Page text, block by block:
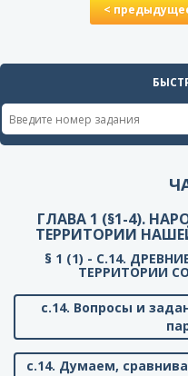
<
ГЛАВА 1 (§1-4).
ТЕРРИТОРИИ
§ 1 (1) - C.14.
ТЕРРИТОРИИ
с.14. Вопросы и
с.14. Думаем,